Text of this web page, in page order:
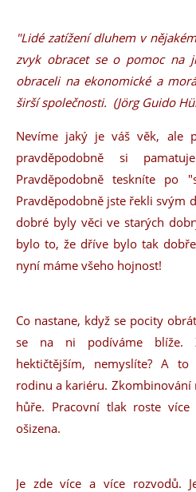
"Lidé zatížení dluhem v
zvyk obracet se o pomoc na
obraceli na ekonomické a
širší společnosti. (Jörg Guido
Nevíme jaký je váš věk, ale
pravděpodobně si
Pravděpodobně teskníte po
Pravděpodobně jste řekli svým
dobré byly věci ve starých
bylo to, že dříve bylo tak
nyní máme všeho hojnost!
Co nastane, když se pocity
se na ni podíváme blíže.
hektičtějším, nemyslíte? A
rodinu a kariéru.
hůře. Pracovní tlak roste
ošizena.
Je zde více a více rozvodů.